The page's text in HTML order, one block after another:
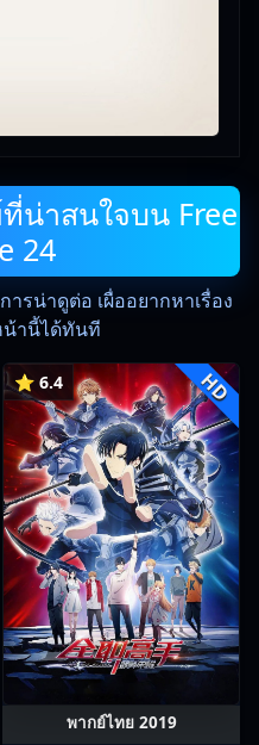
น่าสนใจบน Free
24
ารน่าดูต่อ เผื่ออยากหาเรื่อง
านี้ได้ทันที
⭐ 6.4 HD
พากย์ไทย 2019